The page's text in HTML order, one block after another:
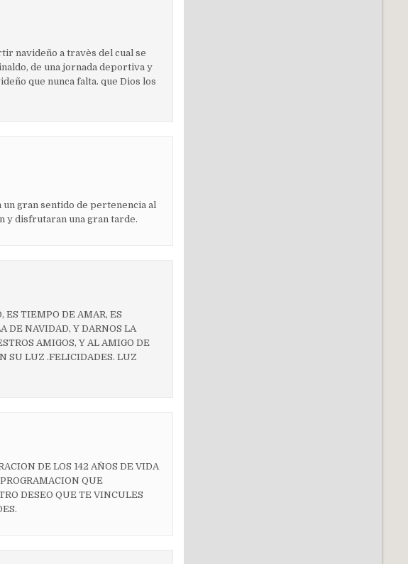
navideño a travès del cual se
de una jornada deportiva y
que nunca falta. que Dios los
gran sentido de pertenencia al
y disfrutaran una gran tarde.
TIEMPO DE AMAR, ES
DE NAVIDAD, Y DARNOS LA
AMIGOS, Y AL AMIGO DE
SU LUZ .FELICIDADES. LUZ
DE LOS 142 AÑOS DE VIDA
QUE
DESEO QUE TE VINCULES